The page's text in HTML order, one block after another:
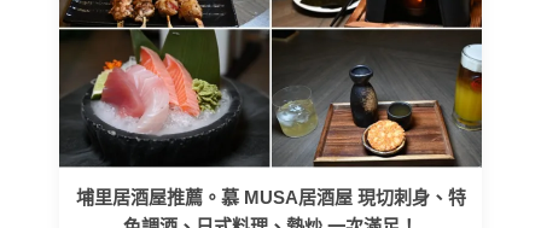
埔里居酒屋推薦。慕 MUSA居酒屋 現切刺身、特